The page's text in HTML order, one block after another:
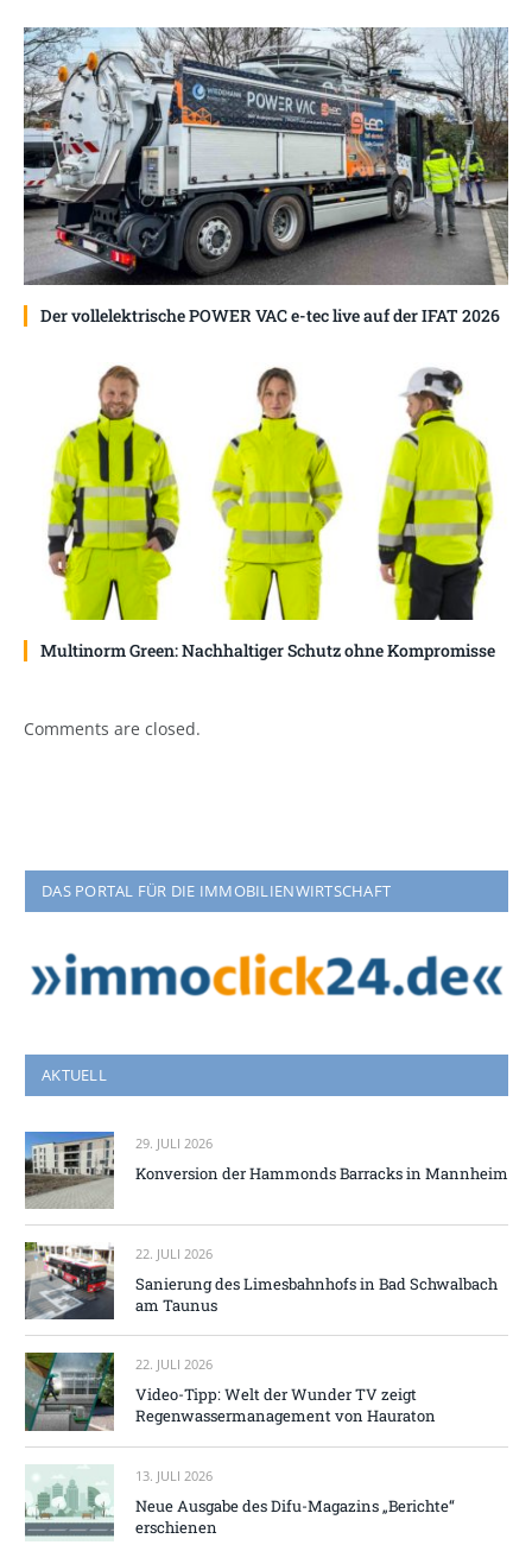
Der vollelektrische POWER VAC e-tec live auf der IFAT 2026
Multinorm Green: Nachhaltiger Schutz ohne Kompromisse
Comments are closed.
DAS PORTAL FÜR DIE IMMOBILIENWIRTSCHAFT
AKTUELL
29. JULI 2026
Konversion der Hammonds Barracks in Mannheim
22. JULI 2026
Sanierung des Limesbahnhofs in Bad Schwalbach
am Taunus
22. JULI 2026
Video-Tipp: Welt der Wunder TV zeigt
Regenwassermanagement von Hauraton
13. JULI 2026
Neue Ausgabe des Difu-Magazins „Berichte“
erschienen